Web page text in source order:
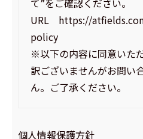
URL https://
policy
※以下の内容に同意いた
訳ございませんがお問い
ん。ご了承ください。
個人情報保護方針